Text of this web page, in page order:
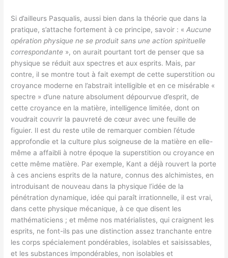
Si d’ailleurs Pasqualis, aussi bien dans la théorie que dans la
pratique, s’attache fortement à ce principe, savoir : «Aucune
opération physique ne se produit sans une action spirituelle
correspondante », on aurait pourtant tort de penser que sa
physique se réduit aux spectres et aux esprits. Mais, par
contre, il se montre tout à fait exempt de cette superstition ou
croyance moderne en l’abstrait intelligible et en ce misérable «
spectre » d’une nature absolument dépourvue d’esprit, de
cette croyance en la matière, intelligence limitée, dont on
voudrait couvrir la pauvreté de cœur avec une feuille de
figuier. Il est du reste utile de remarquer combien l’étude
approfondie et la culture plus soigneuse de la matière en elle-
même a affaibli à notre époque la superstition ou croyance en
cette même matière. Par exemple, Kant a déjà rouvert la porte
à ces anciens esprits de la nature, connus des alchimistes, en
introduisant de nouveau dans la physique l’idée de la
pénétration dynamique, idée qui paraît irrationnelle, il est vrai,
dans cette physique mécanique, à ce que disent les
mathématiciens ; et même nos matérialistes, qui craignent les
esprits, ne font-ils pas une distinction assez tranchante entre
les corps spécialement pondérables, isolables et saisissables,
et les substances impondérables, non isolables et